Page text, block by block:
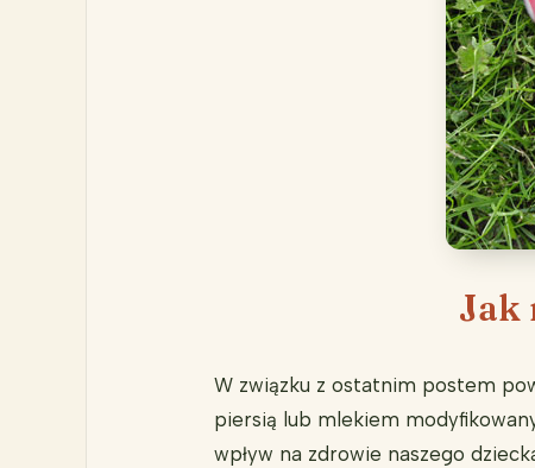
Jak
W związku z ostatnim postem
piersią lub mlekiem
wpływ na zdrowie naszego